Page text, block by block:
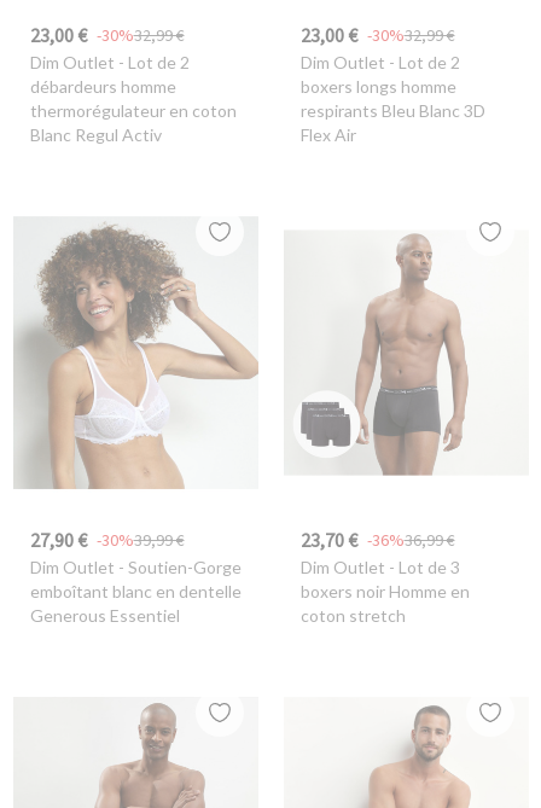
23,00 € 32,99 €
-30%
Dim Outlet - Lot de 2
débardeurs homme
thermorégulateur en coton
Blanc Regul Activ
23,00 € 32,99 €
-30%
Dim Outlet - Lot de 2
boxers longs homme
respirants Bleu Blanc 3D
Flex Air
27,90 € 39,99 €
-30%
Dim Outlet - Soutien-Gorge
emboîtant blanc en dentelle
Generous Essentiel
23,70 € 36,99 €
-36%
Dim Outlet - Lot de 3
boxers noir Homme en
coton stretch